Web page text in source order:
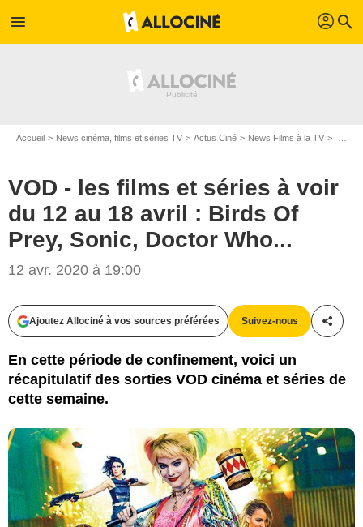
menu profil search
Accueil News cinéma, films et séries TV Actus Ciné News Films à la TV
VOD - les films et séries à voir
du 12 au 18 avril : Birds Of
Prey, Sonic, Doctor Who...
12 avr. 2020 à 19:00
Ajoutez Allociné à vos sources préférées Suivez-nous
En cette période de confinement, voici un
récapitulatif des sorties VOD cinéma et séries de
cette semaine.